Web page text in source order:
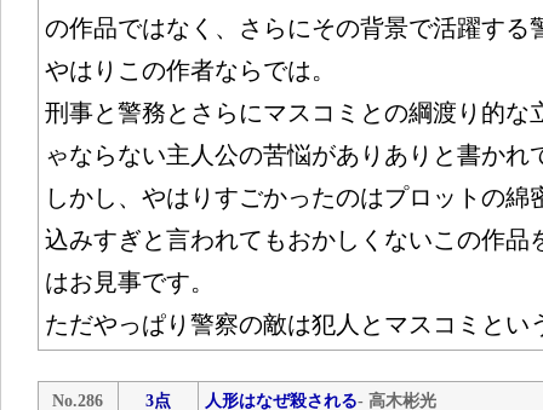
の作品ではなく、さらにその背景で活躍する
やはりこの作者ならでは。
刑事と警務とさらにマスコミとの綱渡り的な
ゃならない主人公の苦悩がありありと書かれ
しかし、やはりすごかったのはプロットの綿
込みすぎと言われてもおかしくないこの作品
はお見事です。
ただやっぱり警察の敵は犯人とマスコミとい
No.286 3点 人形はなぜ殺される- 高木彬光